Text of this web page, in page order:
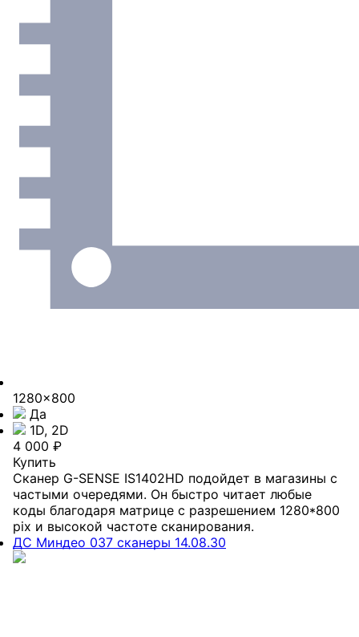
1280x800
Да
1D, 2D
4 000 ₽
Купить
Сканер G-SENSE IS1402HD подойдет в магазины с
частыми очередями. Он быстро читает любые
коды благодаря матрице с разрешением 1280*800
pix и высокой частоте сканирования.
ДС Миндео 037 сканеры 14.08.30